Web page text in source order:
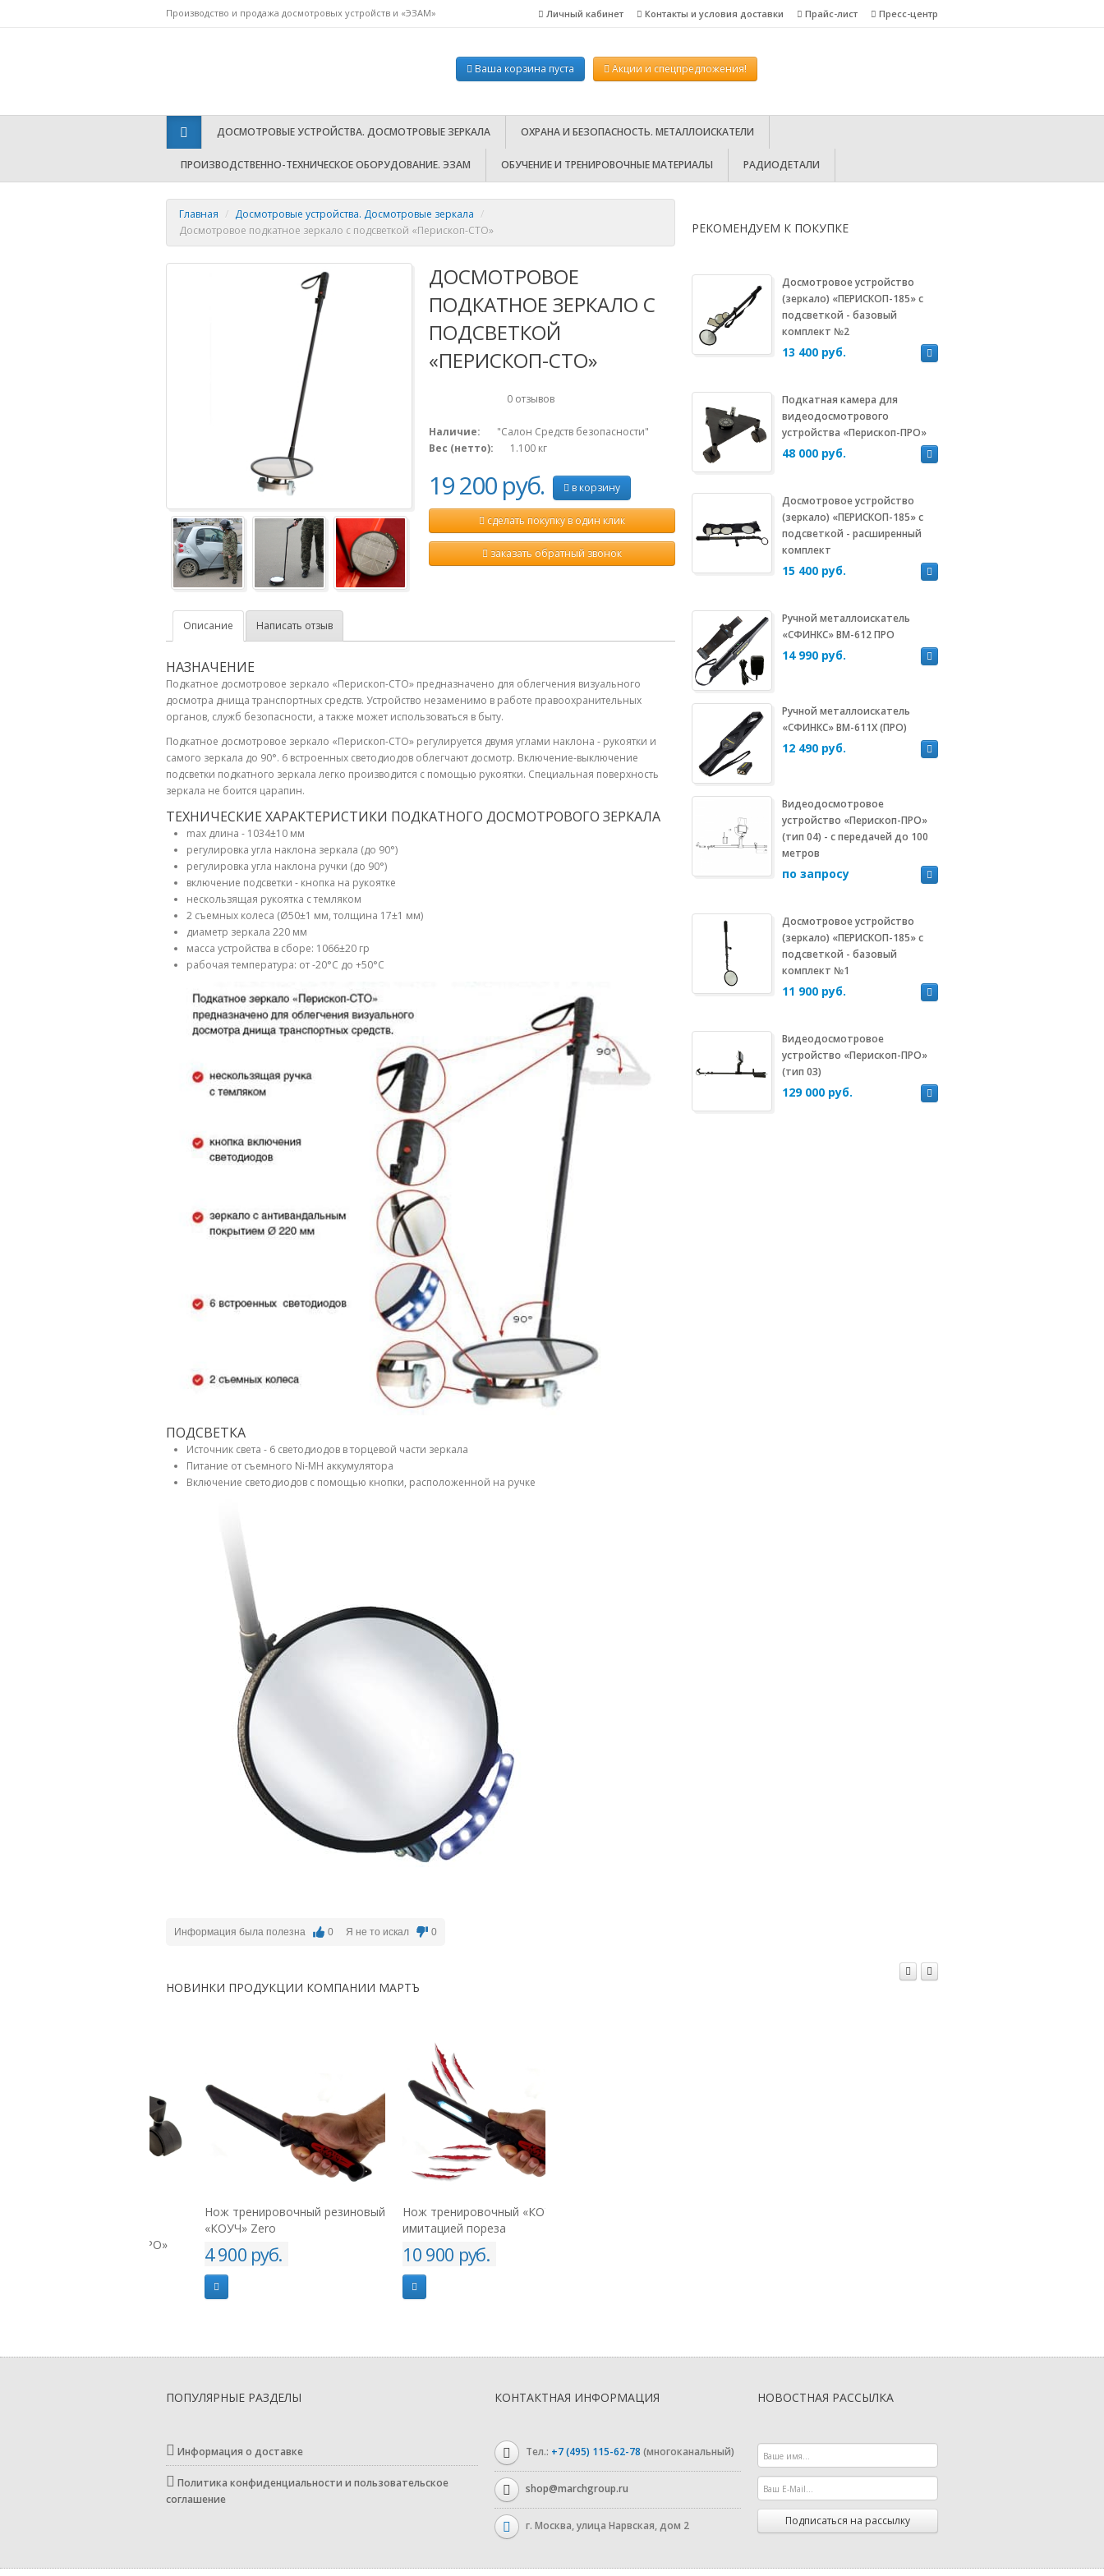
Личный кабинет Контакты и условия доставки Прайс-лист Пресс-центр
Производство и продажа досмотровых устройств и «ЭЗАМ»
Тел.: 8-800-100-18-46 (бесплатно по РФ). Пн.-пт. с 10:00-18:00.
Акциии спецпредложения!
Ваша корзина пуста
ДОСМОТРОВЫЕ УСТРОЙСТВА. ДОСМОТРОВЫЕ ЗЕРКАЛА ОХРАНА И БЕЗОПАСНОСТЬ. МЕТАЛЛОИСКАТЕЛИ
ПРОИЗВОДСТВЕННО-ТЕХНИЧЕСКОЕ ОБОРУДОВАНИЕ. ЭЗАМ ОБУЧЕНИЕ И ТРЕНИРОВОЧНЫЕ МАТЕРИАЛЫ РАДИОДЕТАЛИ
Главная / Досмотровые устройства. Досмотровые зеркала /
Досмотровое подкатное зеркало с подсветкой «Перископ-СТО»
ДОСМОТРОВОЕ
ПОДКАТНОЕ ЗЕРКАЛО С
ПОДСВЕТКОЙ
«ПЕРИСКОП-СТО»
0 отзывов
Наличие:
"Салон Средств безопасности"
Вес (нетто):
1.100 кг
19 200 руб. в корзину
сделать покупку в один клик
заказать обратный звонок
Описание Написать отзыв
НАЗНАЧЕНИЕ
Подкатное досмотровое зеркало «Перископ-СТО» предназначено для облегчения визуального
досмотра днища транспортных средств. Устройство незаменимо в работе правоохранительных
органов, служб безопасности, а также может использоваться в быту.
Подкатное досмотровое зеркало «Перископ-СТО» регулируется двумя углами наклона - рукоятки и
самого зеркала до 90°. 6 встроенных светодиодов облегчают досмотр. Включение-выключение
подсветки подкатного зеркала легко производится с помощью рукоятки. Специальная поверхность
зеркала не боится царапин.
ТЕХНИЧЕСКИЕ ХАРАКТЕРИСТИКИ ПОДКАТНОГО ДОСМОТРОВОГО ЗЕРКАЛА
max длина - 1034±10 мм
регулировка угла наклона зеркала (до 90°)
регулировка угла наклона ручки (до 90°)
включение подсветки - кнопка на рукоятке
нескользящая рукоятка с темляком
2 съемных колеса (Ø50±1 мм, толщина 17±1 мм)
диаметр зеркала 220 мм
масса устройства в сборе: 1066±20 гр
рабочая температура: от -20°С до +50°С
ПОДСВЕТКА
Источник света - 6 светодиодов в торцевой части зеркала
Питание от съемного Ni-MH аккумулятора
Включение светодиодов с помощью кнопки, расположенной на ручке
Информация была полезна 0 Я не то искал 0
РЕКОМЕНДУЕМ К ПОКУПКЕ
Досмотровое устройство
(зеркало) «ПЕРИСКОП-185» с
подсветкой - базовый
комплект №2
13 400 руб.
Подкатная камера для
видеодосмотрового
устройства «Перископ-ПРО»
48 000 руб.
Досмотровое устройство
(зеркало) «ПЕРИСКОП-185» с
подсветкой - расширенный
комплект
15 400 руб.
Ручной металлоискатель
«СФИНКС» ВМ-612 ПРО
14 990 руб.
Ручной металлоискатель
«СФИНКС» ВМ-611Х (ПРО)
12 490 руб.
Видеодосмотровое
устройство «Перископ-ПРО»
(тип 04) - с передачей до 100
метров
по запросу
Досмотровое устройство
(зеркало) «ПЕРИСКОП-185» с
подсветкой - базовый
комплект №1
11 900 руб.
Видеодосмотровое
устройство «Перископ-ПРО»
(тип 03)
129 000 руб.
НОВИНКИ ПРОДУКЦИИ КОМПАНИИ МАРТЪ
Нож тренировочный резиновый
«КОУЧ» Zero
4 900 руб.
Нож тренировочный «КОУЧ» с
имитацией пореза
10 900 руб.
ПОПУЛЯРНЫЕ РАЗДЕЛЫ
Информация о доставке
Политика конфиденциальности и пользовательское
соглашение
КОНТАКТНАЯ ИНФОРМАЦИЯ
Тел.: +7 (495) 115-62-78 (многоканальный)
shop@marchgroup.ru
г. Москва, улица Нарвская, дом 2
НОВОСТНАЯ РАССЫЛКА
Подписаться на рассылку